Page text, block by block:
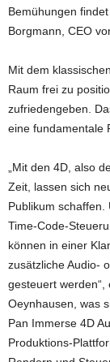
Bemühungen
Borgmann, CEO
Mit dem
Raum frei zu
zufriedengeben.
eine fundamentale
„Mit den 4D, also
Zeit, lassen sich
Publikum
Time-Code-
können in einer
zusätzliche Audio-
gesteuert
Oeynhausen, was
Pan Immerse 4D
Produktions-